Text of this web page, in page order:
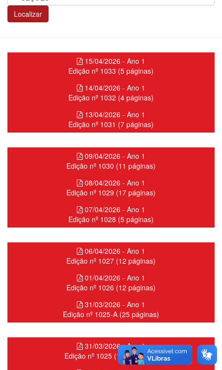
Localizar
15/04/2026 - Ano 1
Edição nº 1033 (5 páginas)
14/04/2026 - Ano 1
Edição nº 1032 (4 páginas)
13/04/2026 - Ano 1
Edição nº 1031 (7 páginas)
09/04/2026 - Ano 1
Edição nº 1030 (11 páginas)
08/04/2026 - Ano 1
Edição nº 1029 (17 páginas)
07/04/2026 - Ano 1
Edição nº 1028 (5 páginas)
06/04/2026 - Ano 1
Edição nº 1027 (12 páginas)
01/04/2026 - Ano 1
Edição nº 1026 (12 páginas)
31/03/2026 - Ano 1
Edição nº 1025-A (25 páginas)
31/03/2026 - Ano 1
Edição nº 1025 (126 páginas)